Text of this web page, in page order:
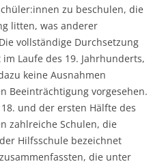
zu beschulen, die
litten, was anderer
vollständige Durchsetzung
Laufe des 19. Jahrhunderts,
keine Ausnahmen
Beeinträchtigung vorgesehen.
und der ersten Hälfte des
zahlreiche Schulen, die
Hilfsschule bezeichnet
die unter